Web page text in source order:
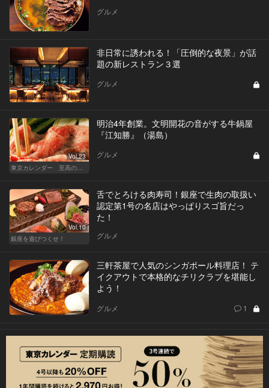
グルメ
非日常に誘われる！「圧倒的な夜景」が話
題の新レストラン３選
グルメ
Vol.23
東京カレンダー 至高の名店シリーズ
明治4年創業。文明開花の音がする牛鍋屋
『江知勝』（湯島）
グルメ
Vol.10
銀座を遊びつくせ！
舌でとろける肉寿司！銀座で生肉の取扱い
認定第1号の名店はやっぱりスゴ旨だっ
た！
グルメ
三軒茶屋で人気のシンガポール料理店！ テ
イクアウトで本格的なチリクラブを堪能し
よう！
グルメ 1